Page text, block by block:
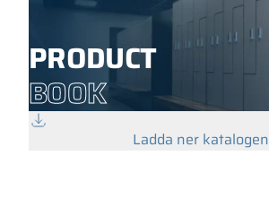
PRODUCT
BOOK
Ladda ner katalogen